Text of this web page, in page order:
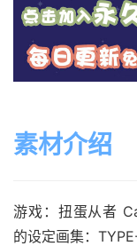
素材介绍
游戏：扭蛋从者
的设定画集：